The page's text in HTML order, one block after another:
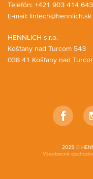
HENNLICH s.r.o.
Košťany nad Turcom 543
038 41 Košťany nad
Telefón: +421 903 414 643
E-mail: lintech@hennlich.sk
2025 ©
Všeobecné
Facebook